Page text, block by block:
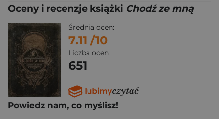
Oceny i recenzje książki Chodź ze mną
Średnia ocen:
7.11 /10
Liczba ocen:
651
Powiedz nam, co myślisz!